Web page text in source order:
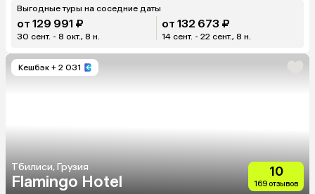
Выгодные туры на соседние даты
от 129 991 ₽
30 сент. - 8 окт., 8 н.
от 132 673 ₽
14 сент. - 22 сент., 8 н.
Кешбэк + 2 031
Тбилиси, Грузия
Flamingo Hotel
10
169 отзывов